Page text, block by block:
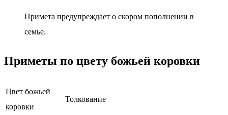
Примета предупреждает о скором пополнении в
семье.
Приметы по цвету божьей коровки
Цвет божьей
коровки
Толкование